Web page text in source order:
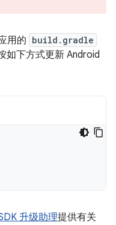
用的 build.gradle
如下方式更新 Android
升级助理提供有关